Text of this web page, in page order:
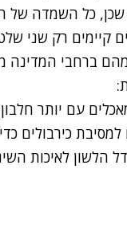
כל השמדה של
קיימים רק שני
ברחבי המדינה
:
למסיבת כירבולים
הלשון לאיכות